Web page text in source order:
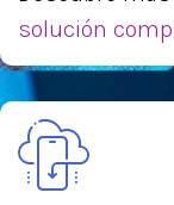
solución